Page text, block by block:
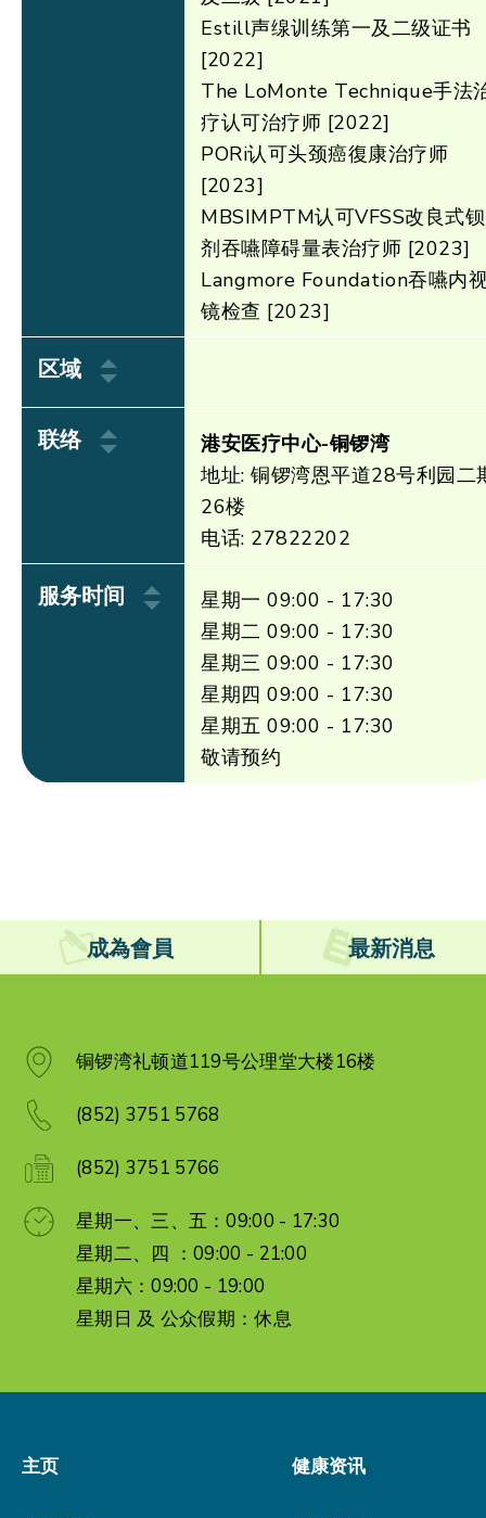
Estill声缐训练第一及二级证书
[2022]
The LoMonte Technique手法
疗认可治疗师 [2022]
PORi认可头颈癌復康治疗师
[2023]
MBSIMPTM认可VFSS改良式钡
剂吞嚥障碍量表治疗师 [2023]
Langmore Foundation吞嚥内
镜检查 [2023]
区域
联络
港安医疗中心-铜锣湾
地址: 铜锣湾恩平道28号利园二
26楼
电话: 27822202
服务时间
星期一 09:00 - 17:30
星期二 09:00 - 17:30
星期三 09:00 - 17:30
星期四 09:00 - 17:30
星期五 09:00 - 17:30
敬请预约
成為會員 最新消息
铜锣湾礼顿道119号公理堂大楼16楼
(852) 3751 5768
(852) 3751 5766
星期一、三、五：09:00 - 17:30
星期二、四 ：09:00 - 21:00
星期六：09:00 - 19:00
星期日 及 公众假期：休息
主页 健康资讯